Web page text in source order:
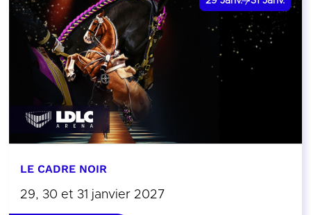
LE CADRE NOIR
29, 30 et 31 janvier 2027